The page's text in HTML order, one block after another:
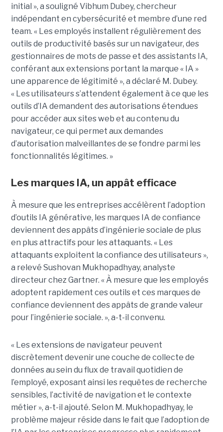
initial », a souligné Vibhum Dubey, chercheur
indépendant en cybersécurité et membre d’une red
team. « Les employés installent régulièrement des
outils de productivité basés sur un navigateur, des
gestionnaires de mots de passe et des assistants IA,
conférant aux extensions portant la marque « IA »
une apparence de légitimité », a déclaré M. Dubey.
« Les utilisateurs s’attendent également à ce que les
outils d’IA demandent des autorisations étendues
pour accéder aux sites web et au contenu du
navigateur, ce qui permet aux demandes
d’autorisation malveillantes de se fondre parmi les
fonctionnalités légitimes. »
Les marques IA, un appât efficace
À mesure que les entreprises accélèrent l’adoption
d’outils IA générative, les marques IA de confiance
deviennent des appâts d’ingénierie sociale de plus
en plus attractifs pour les attaquants. « Les
attaquants exploitent la confiance des utilisateurs »,
a relevé Sushovan Mukhopadhyay, analyste
directeur chez Gartner. « À mesure que les employés
adoptent rapidement ces outils et ces marques de
confiance deviennent des appâts de grande valeur
pour l’ingénierie sociale. », a-t-il convenu.
« Les extensions de navigateur peuvent
discrètement devenir une couche de collecte de
données au sein du flux de travail quotidien de
l’employé, exposant ainsi les requêtes de recherche
sensibles, l’activité de navigation et le contexte
métier », a-t-il ajouté. Selon M. Mukhopadhyay, le
problème majeur réside dans le fait que l’adoption de